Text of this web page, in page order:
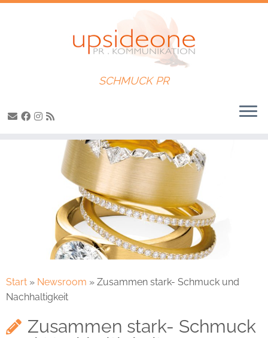
SCHMUCK PR
Start » Newsroom » Zusammen stark- Schmuck und
Nachhaltigkeit
Zusammen stark- Schmuck